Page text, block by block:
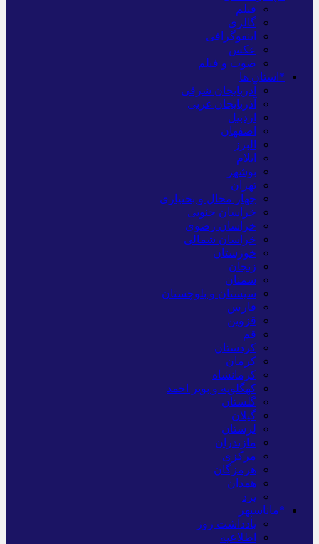
فیلم
گالری
اینفوگرافی
عکس
صوت و فیلم
*استان ها
آذربایجان شرقی
آذربایجان غربی
اردبیل
اصفهان
البرز
ایلام
بوشهر
تهران
چهار محال و بختیاری
خراسان جنوبی
خراسان رضوی
خراسان شمالی
خوزستان
زنجان
سمنان
سیستان و بلوچستان
فارس
قزوین
قم
کردستان
کرمان
کرمانشاه
کهگلویه و بویر احمد
گلستان
گیلان
لرستان
مازندران
مرکزی
هرمزگان
همدان
یزد
*ماناسپهر
یادداشت روز
اطلاعیه